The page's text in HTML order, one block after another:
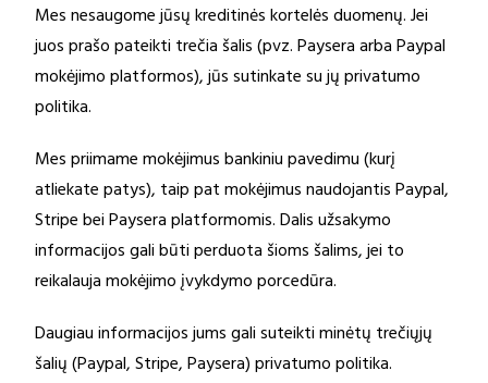
Mes nesaugome jūsų kreditinės kortelės duomenų. Jei
juos prašo pateikti trečia šalis (pvz. Paysera arba Paypal
mokėjimo platformos), jūs sutinkate su jų privatumo
politika.
Mes priimame mokėjimus bankiniu pavedimu (kurį
atliekate patys), taip pat mokėjimus naudojantis Paypal,
Stripe bei Paysera platformomis. Dalis užsakymo
informacijos gali būti perduota šioms šalims, jei to
reikalauja mokėjimo įvykdymo porcedūra.
Daugiau informacijos jums gali suteikti minėtų trečiųjų
šalių (Paypal, Stripe, Paysera) privatumo politika.